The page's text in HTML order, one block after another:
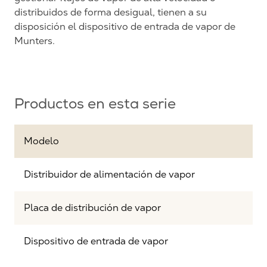
distribuidos de forma desigual, tienen a su
disposición el dispositivo de entrada de vapor de
Munters.
Productos en esta serie
Modelo
Distribuidor de alimentación de vapor
Placa de distribución de vapor
Dispositivo de entrada de vapor